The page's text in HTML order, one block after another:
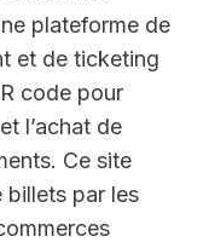
plateforme de
et de ticketing
code pour
l’achat de
Ce site
billets par les